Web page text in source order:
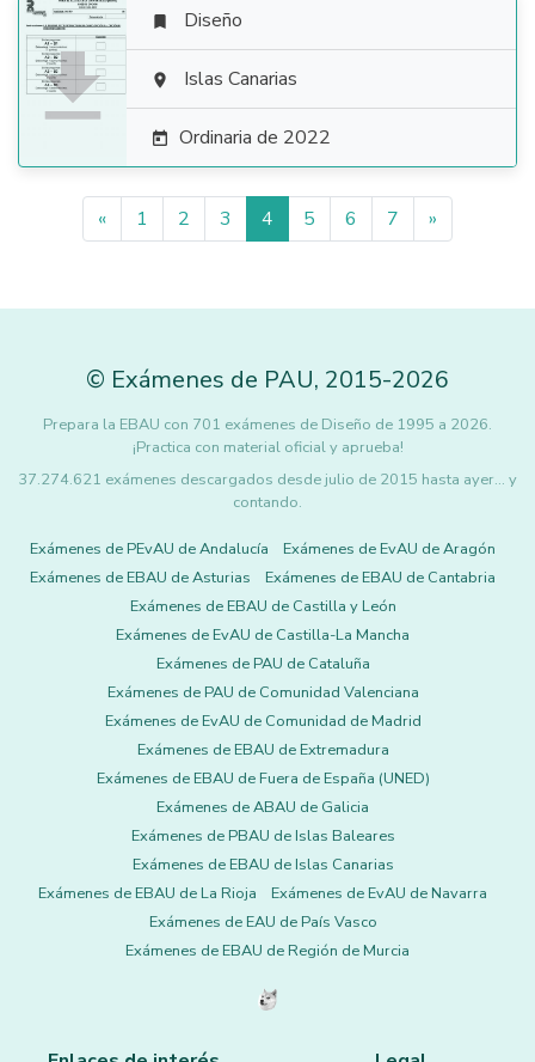

 Diseño
 Islas Canarias
 Ordinaria de 2022
« 1 2 3 4 5 6 7 »
© Exámenes de PAU, 2015-2026
Prepara la EBAU con 701 exámenes de Diseño de 1995 a 2026.
¡Practica con material oficial y aprueba!
37.274.621 exámenes descargados desde julio de 2015 hasta ayer... y
contando.
Exámenes de PEvAU de Andalucía
Exámenes de EvAU de Aragón
Exámenes de EBAU de Asturias
Exámenes de EBAU de Cantabria
Exámenes de EBAU de Castilla y León
Exámenes de EvAU de Castilla-La Mancha
Exámenes de PAU de Cataluña
Exámenes de PAU de Comunidad Valenciana
Exámenes de EvAU de Comunidad de Madrid
Exámenes de EBAU de Extremadura
Exámenes de EBAU de Fuera de España (UNED)
Exámenes de ABAU de Galicia
Exámenes de PBAU de Islas Baleares
Exámenes de EBAU de Islas Canarias
Exámenes de EBAU de La Rioja
Exámenes de EvAU de Navarra
Exámenes de EAU de País Vasco
Exámenes de EBAU de Región de Murcia